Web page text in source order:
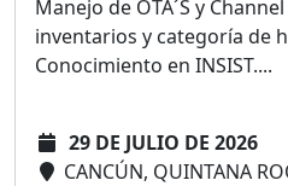
Manejo de OTA´S y
inventarios y categoría de
Conocimiento en INSIST....
29 DE JULIO DE 2026
CANCÚN, QUINTANA